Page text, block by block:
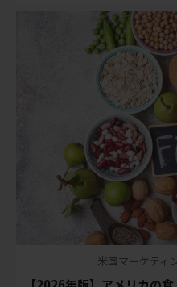
米国マーケティ